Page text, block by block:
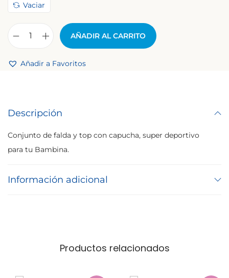
Vaciar
AÑADIR AL CARRITO
Añadir a Favoritos
Descripción
Conjunto de falda y top con capucha, super deportivo
para tu Bambina.
Información adicional
Productos relacionados